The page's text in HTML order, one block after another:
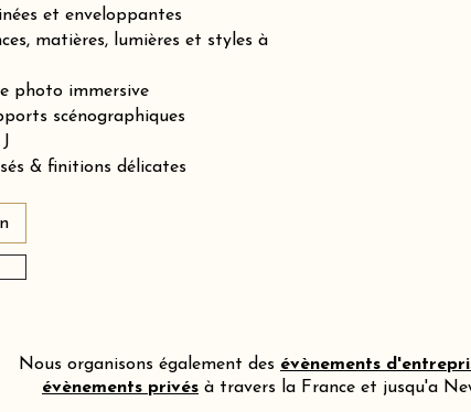
et enveloppantes
matières, lumières et styles à
photo immersive
scénographiques
& finitions délicates
Nous organisons également des évènements
évènements privés à travers la France et jusqu'a